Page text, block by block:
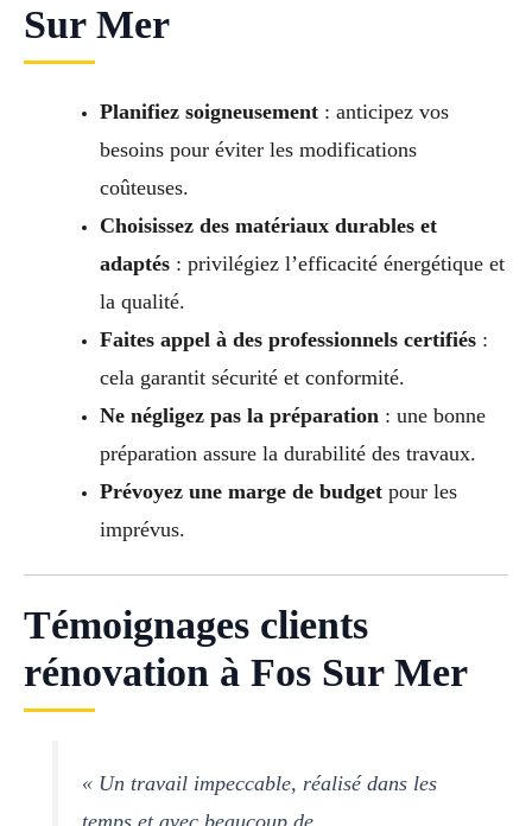
Sur Mer
Planifiez soigneusement: anticipez vos
besoins pour éviter les modifications
coûteuses.
Choisissez des matériaux durables et
adaptés: privilégiez l’efficacité énergétique et
la qualité.
Faites appel à des professionnels certifiés:
cela garantit sécurité et conformité.
Ne négligez pas la préparation : une bonne
préparation assure la durabilité des travaux.
Prévoyez une marge de budgetpour les
imprévus.
Témoignages clients
rénovation à Fos Sur Mer
« Un travail impeccable, réalisé dans les
temps et avec beaucoup de